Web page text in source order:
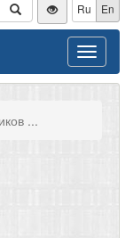
Ru En
Toggle
...